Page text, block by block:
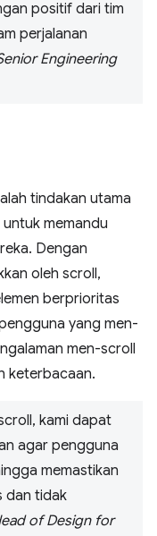
positif dari tim
perjalanan
Engineering
tindakan utama
memandu
Dengan
oleh scroll,
berprioritas
yang men-
men-scroll
keterbacaan.
kami dapat
agar pengguna
memastikan
dan tidak
of Design for